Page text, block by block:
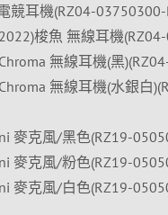
競耳機(RZ04-
梭魚 無線耳機
無線耳機(黑
無線耳機(水銀白
麥克風/黑色(RZ19-
麥克風/粉色(RZ19-
麥克風/白色(RZ19-